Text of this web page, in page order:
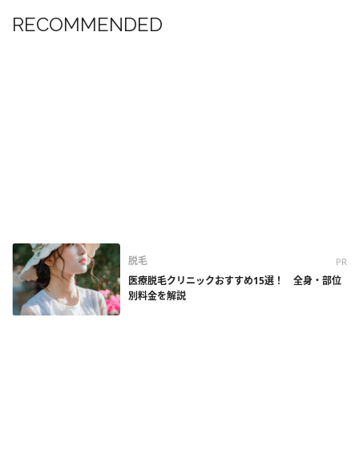
RECOMMENDED
脱毛 PR
医療脱毛クリニックおすすめ15選！ 全身・部位
別料金を解説